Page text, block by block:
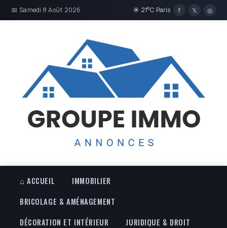
📅 Samedi 8 Août 2026 ☀ 21°C Paris f 𝕏 ◎
⌂ ACCUEIL
IMMOBILIER
BRICOLAGE & AMÉNAGEMENT
DÉCORATION ET INTÉRIEUR
JURIDIQUE & DROIT